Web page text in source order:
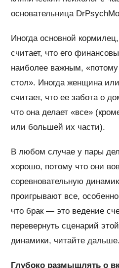
основательница
Иногда основной
считает, что его
наиболее важным, «потому
стол». Иногда женщина
считает, что ее забота о
что она делает «все»
или большей их части).
В любом случае у пары
хорошо, потому что они
соревновательную
проигрывают все,
что брак — это ведение
перевернуть сценарий
динамики, читайте дальше.
Глубоко размышлять о